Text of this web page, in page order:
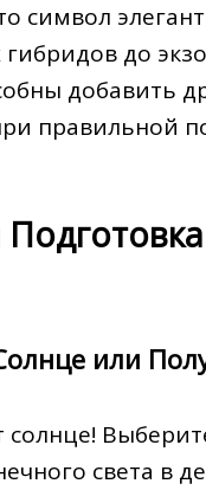
символ
до
добавить
правильной
или
света в